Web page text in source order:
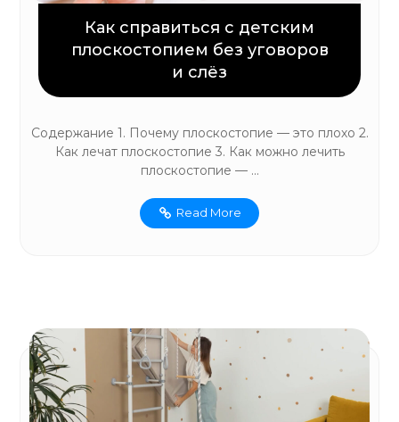
Как справиться с детским
плоскостопием без уговоров
и слёз
Содержание 1. Почему плоскостопие — это плохо 2.
Как лечат плоскостопие 3. Как можно лечить
плоскостопие — ...
Read More